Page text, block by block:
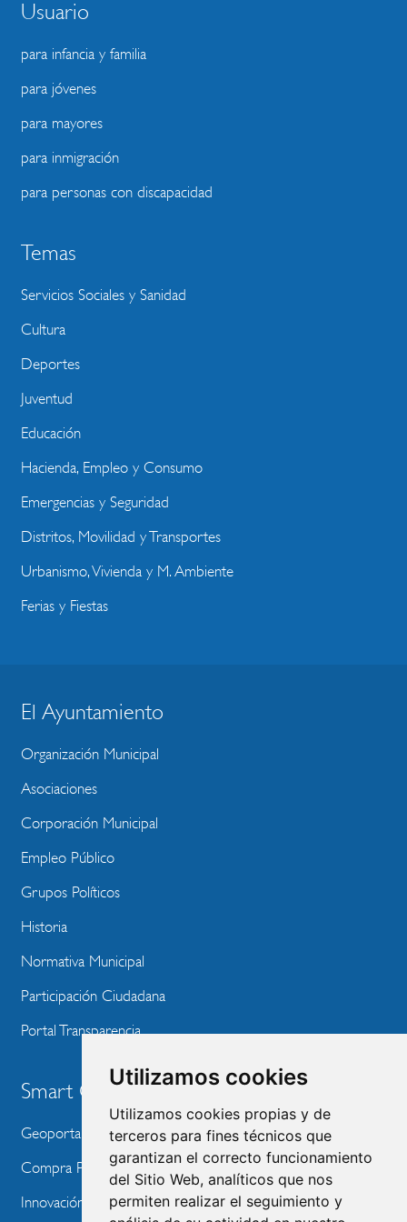
Utilizamos cookies
Utilizamos cookies propias y de
terceros para fines técnicos que
garantizan el correcto funcionamiento
del Sitio Web, analíticos que nos
permiten realizar el seguimiento y
Usuario
para infancia y familia
para jóvenes
para mayores
para inmigración
para personas con discapacidad
Temas
Servicios Sociales y Sanidad
Cultura
Deportes
Juventud
Educación
Hacienda, Empleo y Consumo
Emergencias y Seguridad
Distritos, Movilidad y Transportes
Urbanismo, Vivienda y M. Ambiente
Ferias y Fiestas
BLOQUE
MENU
WEBSITE
El Ayuntamiento
Organización Municipal
Asociaciones
Corporación Municipal
Empleo Público
Grupos Políticos
Historia
Normativa Municipal
Participación Ciudadana
Portal Transparencia
Smart City
Geoportal
Compra Pública de Innovación
Innovación Tecnológica